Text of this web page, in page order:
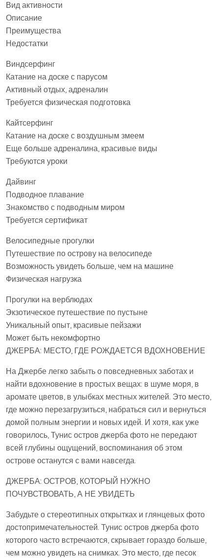
Вид активности
Описание
Преимущества
Недостатки
Виндсерфинг
Катание на доске с парусом
Активный отдых, адреналин
Требуется физическая подготовка
Кайтсерфинг
Катание на доске с воздушным змеем
Еще больше адреналина, красивые виды
Требуются уроки
Дайвинг
Подводное плавание
Знакомство с подводным миром
Требуется сертификат
Велосипедные прогулки
Путешествие по острову на велосипеде
Возможность увидеть больше, чем на машине
Физическая нагрузка
Прогулки на верблюдах
Экзотическое путешествие по пустыне
Уникальный опыт, красивые пейзажи
Может быть некомфортно
ДЖЕРБА: МЕСТО, ГДЕ РОЖДАЕТСЯ ВДОХНОВЕНИЕ
На Джербе легко забыть о повседневных заботах и
найти вдохновение в простых вещах: в шуме моря, в
аромате цветов, в улыбках местных жителей. Это место,
где можно перезагрузиться, набраться сил и вернуться
домой полным энергии и новых идей. И хотя, как уже
говорилось, Тунис остров джерба фото не передают
всей глубины ощущений, воспоминания об этом
острове останутся с вами навсегда.
ДЖЕРБА: ОСТРОВ, КОТОРЫЙ НУЖНО
ПОЧУВСТВОВАТЬ, А НЕ УВИДЕТЬ
Забудьте о стереотипных открытках и глянцевых фото
достопримечательностей. Тунис остров джерба фото
которого часто встречаются, скрывает гораздо больше,
чем можно увидеть на снимках. Это место, где песок